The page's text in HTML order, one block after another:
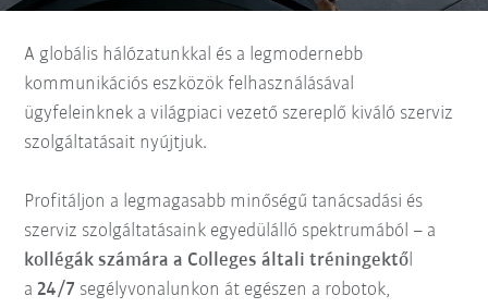
A globális hálózatunkkal és a legmodernebb
kommunikációs eszközök felhasználásával
ügyfeleinknek a világpiaci vezető szereplő kiváló szerviz
szolgáltatásait nyújtjuk.
Profitáljon a legmagasabb minőségű tanácsadási és
szerviz szolgáltatásaink egyedülálló spektrumából – a
kollégák számára a Colleges általi tréningektől
a24/7 segélyvonalunkon át egészen a robotok,